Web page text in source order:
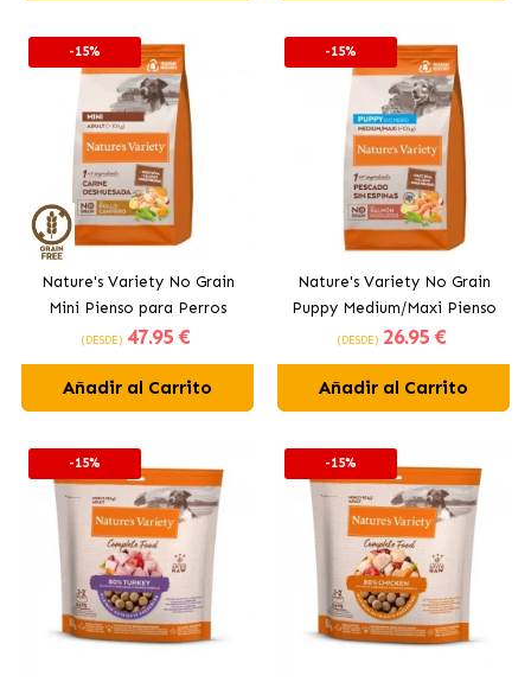
-15%
Nature's Variety No Grain
Mini Pienso para Perros
Pequeños con Pollo
(DESDE) 47.95 €
Añadir al Carrito
-15%
Nature's Variety No Grain
Puppy Medium/Maxi Pienso
para Cachorros con Salmón
(DESDE) 26.95 €
Añadir al Carrito
-15% -15%